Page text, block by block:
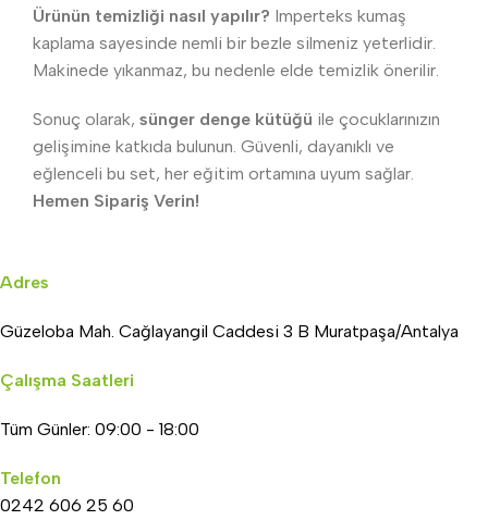
Ürünün temizliği nasıl yapılır? Imperteks kumaş
kaplama sayesinde nemli bir bezle silmeniz yeterlidir.
Makinede yıkanmaz, bu nedenle elde temizlik önerilir.
Sonuç olarak, sünger denge kütüğü ile çocuklarınızın
gelişimine katkıda bulunun. Güvenli, dayanıklı ve
eğlenceli bu set, her eğitim ortamına uyum sağlar.
Hemen Sipariş Verin!
Adres
Güzeloba Mah. Cağlayangil Caddesi 3 B Muratpaşa/Antalya
Çalışma Saatleri
Tüm Günler: 09:00 - 18:00
Telefon
0242 606 25 60